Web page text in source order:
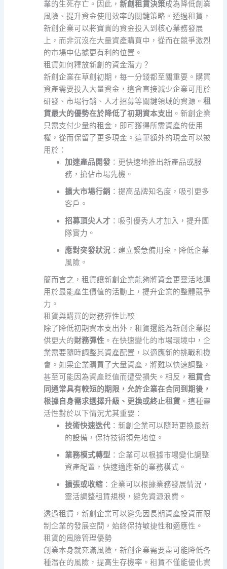
業的生死存亡。因此，新創租賃決策成為降低創業
風險、提升資金使用效率的關鍵策略。透過租賃，
新創企業可以將寶貴的資金投入到核心業務發展
上，而非沉沒在大量資產購買中，從而在競爭激烈
的市場中佔據更有利的位置。
租賃如何釋放新創的資金潛力？
新創企業在草創初期，每一分錢都至關重要。購買
資產需要投入大量資金，這會直接減少企業可用於
研發、市場行銷、人才招募等關鍵領域的資源。租
賃最大的優勢在於降低了初期資本支出 。新創企業
只需支付少量的租金，即可獲得所需資產的使用
權，從而保留了更多現金。這筆額外的現金可以被
用於：
加速產品開發 ：更快速地推出新產品或服
務，搶佔市場先機。
擴大市場行銷 ：提高品牌知名度，吸引更多
客戶。
招募頂尖人才 ：吸引優秀人才加入，提升團
隊實力。
應對突發狀況 ：建立緊急備用金，降低企業
風險。
簡而言之，租賃讓新創企業能夠將資金更靈活地運
用於最能產生價值的活動上，提升企業的整體競爭
力。
租賃與購買的財務彈性比較
除了降低初期資本支出外，租賃還能為新創企業提
供更大的財務彈性 。在快速變化的市場環境中，企
業需要隨時調整其資產配置，以適應新的挑戰和機
會。如果企業購買了大量資產，將難以快速調整，
甚至可能因為資產貶值而遭受損失。相反，租賃合
同通常具有較短的期限，允許企業在合同到期後，
根據自身需求選擇升級、更換或終止租賃 。這種靈
活性對於以下情況尤其重要：
技術快速迭代 ：新創企業可以隨時更換最新
的設備，保持技術領先地位。
業務模式轉型 ：企業可以根據市場變化調整
資產配置，快速適應新的業務模式。
擴張或收縮 ：企業可以根據業務發展情況，
靈活調整租賃規模，避免資源浪費。
透過租賃，新創企業可以避免因長期資產投資而限
制企業的發展空間，始終保持敏捷性和適應性。
租賃的風險管理優勢
創業本身就充滿風險，新創企業需要盡可能降低各
種潛在的風險，提高生存機率。租賃不僅能優化資